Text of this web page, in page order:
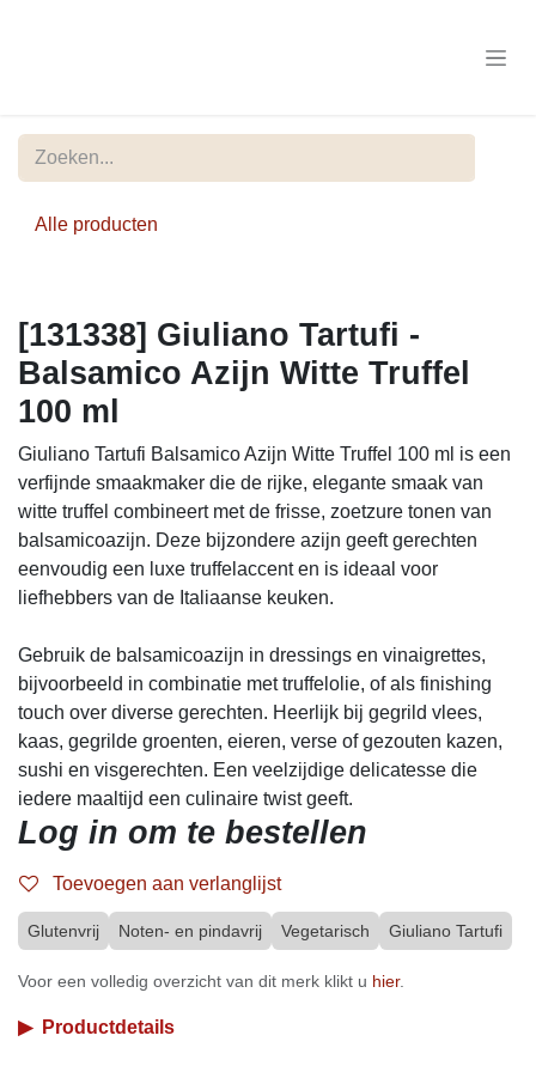
Alle producten
[131338] Giuliano Tartufi -
Balsamico Azijn Witte Truffel
100 ml
Giuliano Tartufi Balsamico Azijn Witte Truffel 100 ml is een
verfijnde smaakmaker die de rijke, elegante smaak van
witte truffel combineert met de frisse, zoetzure tonen van
balsamicoazijn. Deze bijzondere azijn geeft gerechten
eenvoudig een luxe truffelaccent en is ideaal voor
liefhebbers van de Italiaanse keuken.
Gebruik de balsamicoazijn in dressings en vinaigrettes,
bijvoorbeeld in combinatie met truffelolie, of als finishing
touch over diverse gerechten. Heerlijk bij gegrild vlees,
kaas, gegrilde groenten, eieren, verse of gezouten kazen,
sushi en visgerechten. Een veelzijdige delicatesse die
iedere maaltijd een culinaire twist geeft.
Log in om te bestellen
Toevoegen aan verlanglijst
Glutenvrij Noten- en pindavrij Vegetarisch Giuliano Tartufi
Voor een volledig overzicht van dit merk klikt u hier.
▶ Productdetails